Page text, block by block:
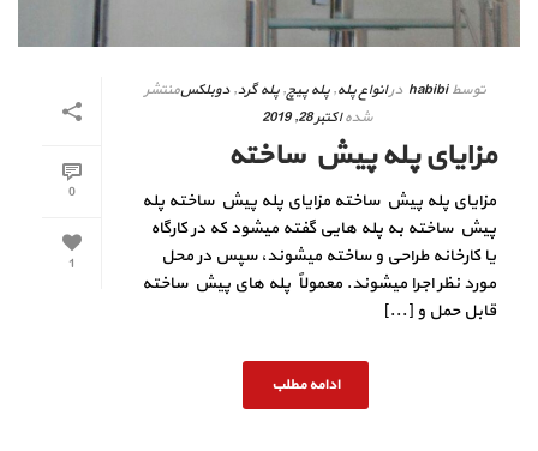
0
1
توسط habibi درانواع پله,پله پیچ,پله گرد,دوبلکسمنتشر
شده اکتبر 28, 2019
مزایای پله پیش ساخته
مزایای پله پیش ساخته مزایای پله پیش ساخته پله
پیش ساخته به پله هایی گفته میشود که در کارگاه
یا کارخانه طراحی و ساخته میشوند، سپس در محل
مورد نظر اجرا میشوند. معمولاً پله های پیش ساخته
قابل حمل و [...]
ادامه مطلب